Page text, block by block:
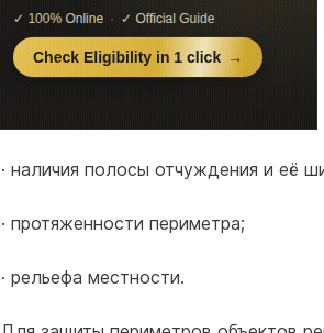
· наличия полосы отчуждения и её
· протяженности периметра;
· рельефа местности.